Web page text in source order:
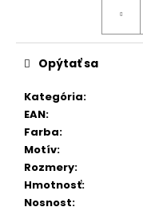
Kategória:
EAN:
Farba:
Motív:
Rozmery:
Hmotnosť:
Nosnost:
Opýtať sa
ŠKOLSKÝ
8-
DIELNY
OXY
JUMPER
KOLIBRÍK
FIALOVÝ
128
€